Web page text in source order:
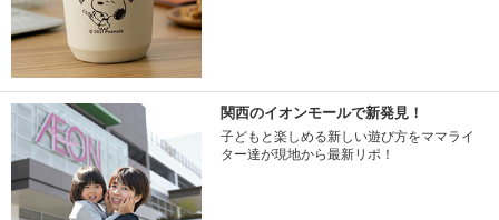
関西のイオンモールで新発見！
子どもと楽しめる新しい遊び方をママライ
ター達が現地から最新リポ！